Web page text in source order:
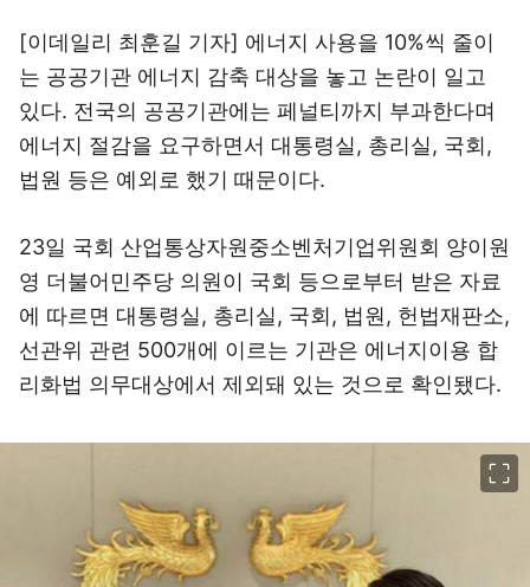
[이데일리 최훈길 기자] 에너지 사용을 10%씩 줄이
는 공공기관 에너지 감축 대상을 놓고 논란이 일고
있다. 전국의 공공기관에는 페널티까지 부과한다며
에너지 절감을 요구하면서 대통령실, 총리실, 국회,
법원 등은 예외로 했기 때문이다.
23일 국회 산업통상자원중소벤처기업위원회 양이원
영 더불어민주당 의원이 국회 등으로부터 받은 자료
에 따르면 대통령실, 총리실, 국회, 법원, 헌법재판소,
선관위 관련 500개에 이르는 기관은 에너지이용 합
리화법 의무대상에서 제외돼 있는 것으로 확인됐다.